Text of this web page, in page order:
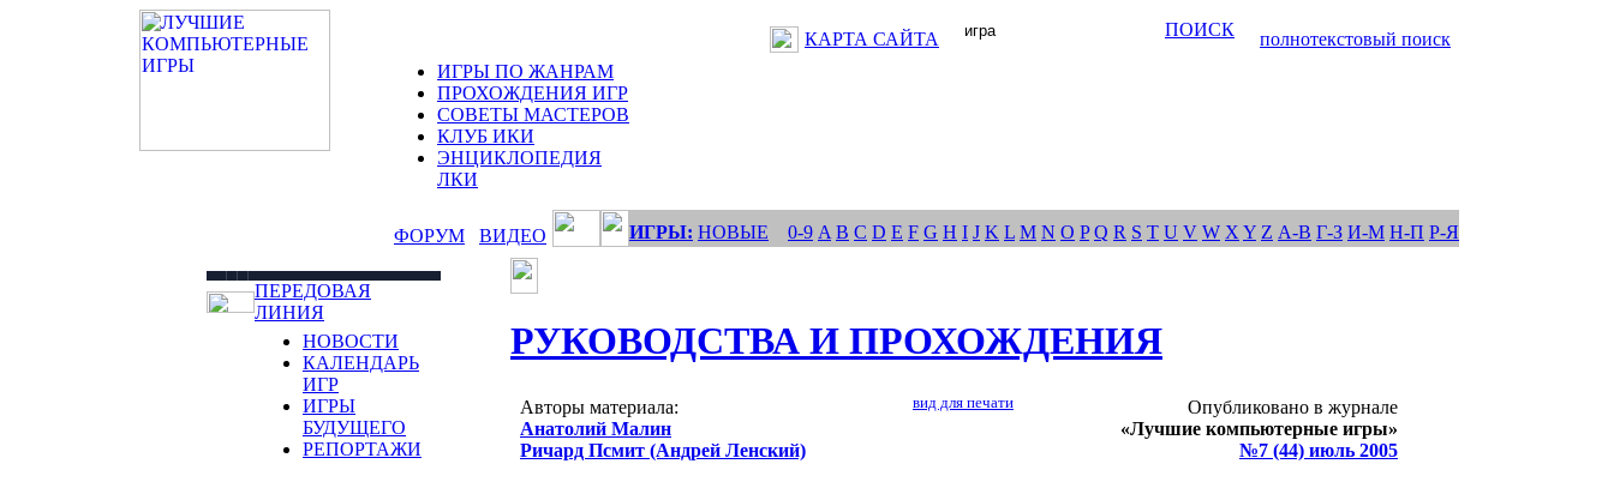
КАРТА САЙТА ПОИСК
полнотекстовый поиск
ИГРЫ ПО ЖАНРАМ
ПРОХОЖДЕНИЯ ИГР
СОВЕТЫ МАСТЕРОВ
КЛУБ ИКИ
ЭНЦИКЛОПЕДИЯ
ЛКИ
ФОРУМ ВИДЕО ИГРЫ: НОВЫЕ 0-9 A B C D E F G H I J K L M N O P Q R S T U V W X Y Z А-В Г-З И-М Н-П Р-Я
ПЕРЕДОВАЯ
ЛИНИЯ
НОВОСТИ
КАЛЕНДАРЬ
ИГР
ИГРЫ
БУДУЩЕГО
РЕПОРТАЖИ
РУКОВОДСТВА И ПРОХОЖДЕНИЯ
Авторы материала:
Анатолий Малин
Ричард Псмит (Андрей Ленский)
Опубликовано в журнале
«Лучшие компьютерные игры»
№7 (44) июль 2005
вид для печати